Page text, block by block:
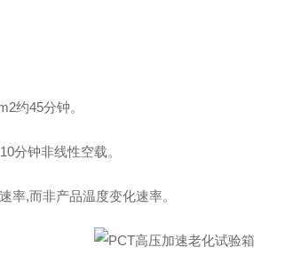
约45分钟。
分钟非线性空载。
率,而非产品温度变化速率。